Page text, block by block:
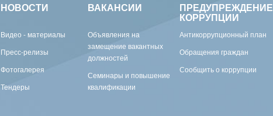
НОВОСТИ
Видео - материалы
Пресс-релизы
Фотогалерея
Тендеры
ВАКАНСИИ
Объявления на
замещение вакантных
должностей
Семинары и повышение
квалификации
ПРЕДУПРЕЖДЕНИЕ
КОРРУПЦИИ
Антикоррупционный план
Обращения граждан
Сообщить о коррупции